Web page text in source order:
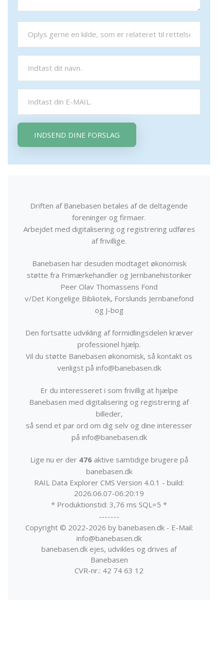
INDSEND DINE FORSLAG
Driften af Banebasen betales af de deltagende
foreninger og firmaer.
Arbejdet med digitalisering og registrering udføres
af frivillige.
Banebasen har desuden modtaget økonomisk
støtte fra Frimærkehandler og Jernbanehistoriker
Peer Olav Thomassens Fond
v/Det Kongelige Bibliotek, Forslunds Jernbanefond
og J-bog
Den fortsatte udvikling af formidlingsdelen kræver
professionel hjælp.
Vil du støtte Banebasen økonomisk, så kontakt os
venligst på info@banebasen.dk
Er du interesseret i som frivillig at hjælpe
Banebasen med digitalisering og registrering af
billeder,
så send et par ord om dig selv og dine interesser
på info@banebasen.dk
Lige nu er der 476aktive samtidige brugere på
banebasen.dk
RAIL Data Explorer CMS Version 4.0.1 - build:
2026.06.07-06:20:19
* Produktionstid: 3,76 ms SQL=5 *
-------
Copyright © 2022-2026 by banebasen.dk - E-Mail:
info@banebasen.dk
banebasen.dk ejes, udvikles og drives af
Banebasen
CVR-nr.: 42 74 63 12